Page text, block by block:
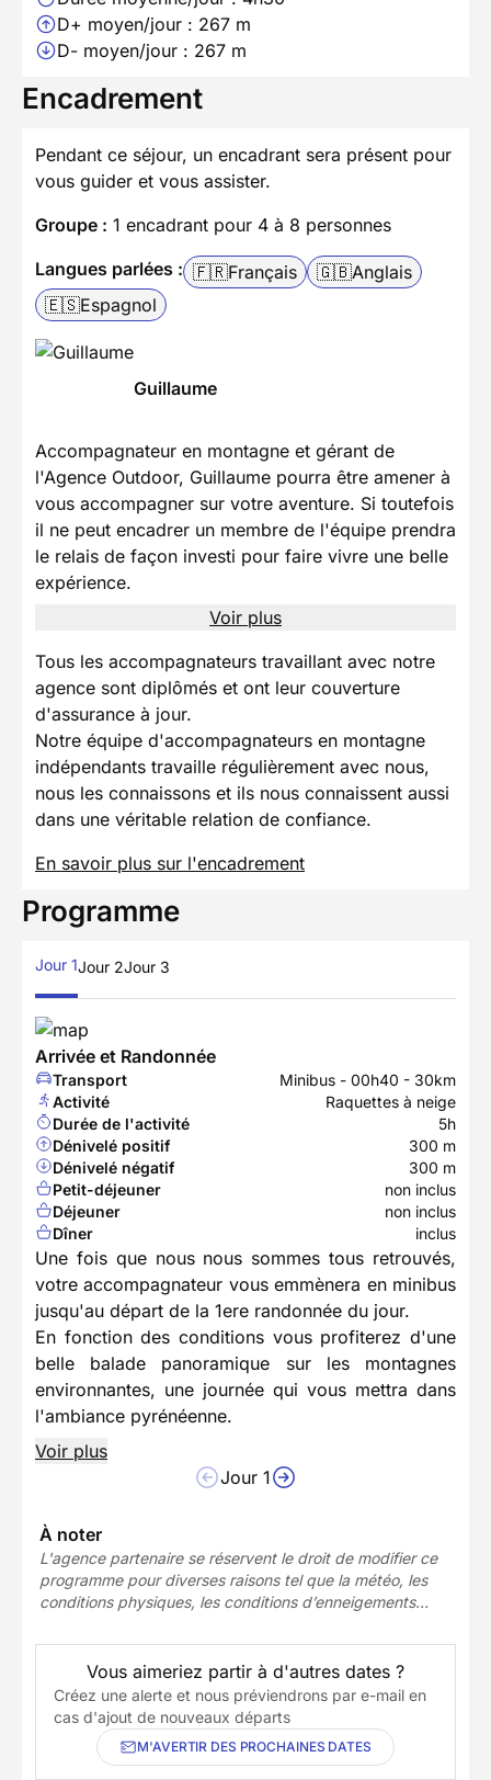
D+ moyen/jour : 267 m
D- moyen/jour : 267 m
Encadrement
Pendant ce séjour, un encadrant sera présent pour
vous guider et vous assister.
Groupe : 1 encadrant pour 4 à 8 personnes
Langues parlées : 🇫🇷Français 🇬🇧Anglais
🇪🇸Espagnol
Guillaume
Accompagnateur en montagne et gérant de
l'Agence Outdoor, Guillaume pourra être amener à
vous accompagner sur votre aventure. Si toutefois
il ne peut encadrer un membre de l'équipe prendra
le relais de façon investi pour faire vivre une belle
expérience.
Voir plus
Tous les accompagnateurs travaillant avec notre
agence sont diplômés et ont leur couverture
d'assurance à jour.
Notre équipe d'accompagnateurs en montagne
indépendants travaille régulièrement avec nous,
nous les connaissons et ils nous connaissent aussi
dans une véritable relation de confiance.
En savoir plus sur l'encadrement
Programme
Jour 1Jour 2Jour 3
Arrivée et Randonnée
Transport
Minibus - 00h40 - 30km
Activité
Raquettes à neige
Durée de l'activité
5h
Dénivelé positif
300 m
Dénivelé négatif
300 m
Petit-déjeuner
non inclus
Déjeuner
non inclus
Dîner
inclus
Une fois que nous nous sommes tous retrouvés,
votre accompagnateur vous emmènera en minibus
jusqu'au départ de la 1ere randonnée du jour.
En fonction des conditions vous profiterez d'une
belle balade panoramique sur les montagnes
environnantes, une journée qui vous mettra dans
l'ambiance pyrénéenne.
Voir plus
Jour 1
À noter
L'agence partenaire se réservent le droit de modifier ce
programme pour diverses raisons tel que la météo, les
conditions physiques, les conditions d’enneigements…
Vous aimeriez partir à d'autres dates ?
Créez une alerte et nous préviendrons par e-mail en
cas d'ajout de nouveaux départs
M'AVERTIR DES PROCHAINES DATES